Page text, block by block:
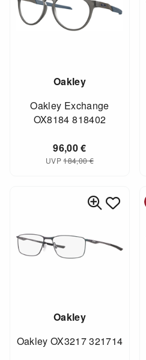
Oakley
Oakley Exchange
OX8184 818402
96,00€
UVP184,00€
Oakley
Oakley OX3217 321714